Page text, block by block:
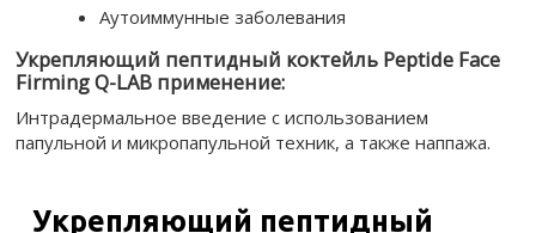
Аутоиммунные заболевания
Укрепляющий пептидный коктейль Peptide Face
Firming Q-LAB применение:
Интрадермальное введение с использованием
папульной и микропапульной техник, а также наппажа.
Укрепляющий пептидный